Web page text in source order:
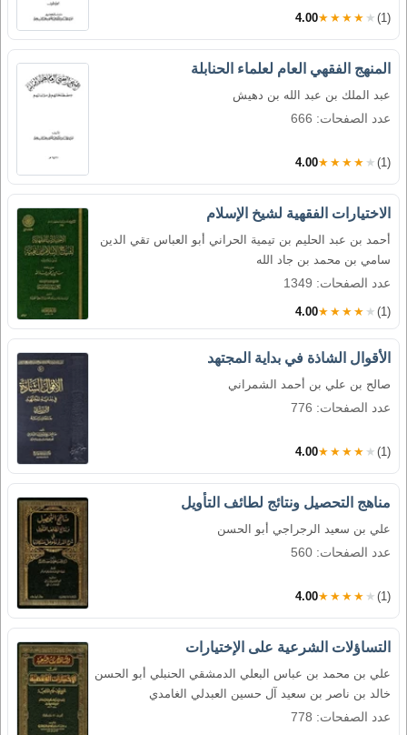
4.00★★★★★ (1)
المنهج الفقهي العام لعلماء الحنابلة
عبد الملك بن عبد الله بن دهيش
عدد الصفحات: 666
4.00★★★★★ (1)
الاختيارات الفقهية لشيخ الإسلام
أحمد بن عبد الحليم بن تيمية الحراني أبو العباس تقي الدين
سامي بن محمد بن جاد الله
عدد الصفحات: 1349
4.00★★★★★ (1)
الأقوال الشاذة في بداية المجتهد
صالح بن علي بن أحمد الشمراني
عدد الصفحات: 776
4.00★★★★★ (1)
مناهج التحصيل ونتائج لطائف التأويل
علي بن سعيد الرجراجي أبو الحسن
عدد الصفحات: 560
4.00★★★★★ (1)
التساؤلات الشرعية على الإختيارات
علي بن محمد بن عباس البعلي الدمشقي الحنبلي أبو الحسن
خالد بن ناصر بن سعيد آل حسين العبدلي الغامدي
عدد الصفحات: 778